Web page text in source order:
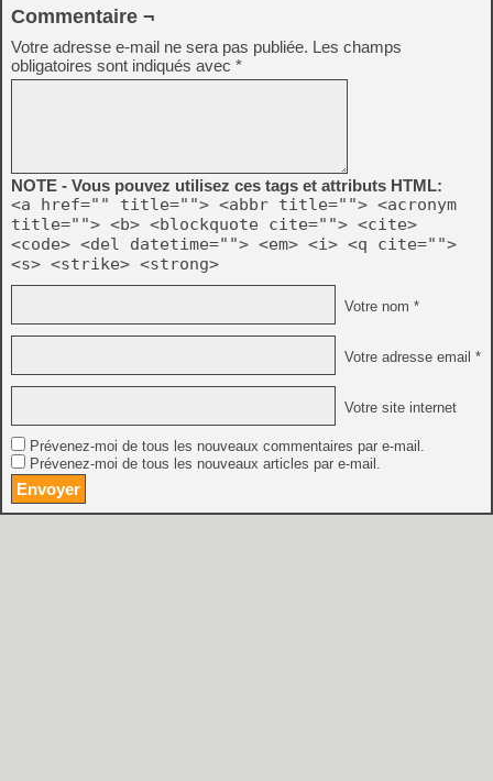
Commentaire ¬
Votre adresse e-mail ne sera pas publiée. Les champs
obligatoires sont indiqués avec *
NOTE - Vous pouvez utilisez ces tags et attributs HTML:
<a href="" title=""> <abbr title=""> <acronym
title=""> <b> <blockquote cite=""> <cite>
<code> <del datetime=""> <em> <i> <q cite="">
<s> <strike> <strong>
Votre nom *
Votre adresse email *
Votre site internet
Prévenez-moi de tous les nouveaux commentaires par e-mail.
Prévenez-moi de tous les nouveaux articles par e-mail.